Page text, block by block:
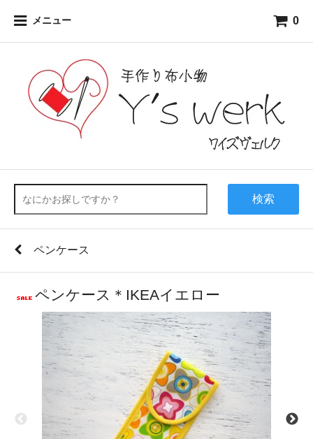
メニュー 0
検索
ペンケース
ペンケース＊IKEAイエロー